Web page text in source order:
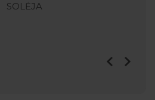
SOLĖJA